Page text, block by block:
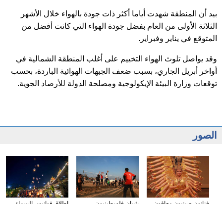
بيد أن المنطقة شهدت أياما أكثر ذات جودة بالهواء خلال الأشهر
الثلاثة الأولى من العام بفضل جودة الهواء التي كانت أفضل من
المتوقع في يناير وفبراير.
وقد يواصل تلوث الهواء التخييم على أغلب المنطقة الشمالية في
أواخر أبريل الجاري، بسبب ضعف الجبهات الهوائية الباردة، بحسب
توقعات وزارة البيئة الإيكولوجية ومصلحة الدولة للأرصاد الجوية.
الصور